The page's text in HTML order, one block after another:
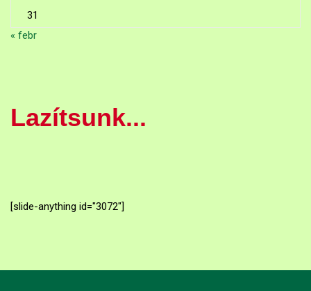
31
« febr
Lazítsunk...
[slide-anything id="3072"]